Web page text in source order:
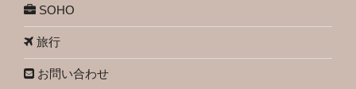
SOHO
旅行
お問い合わせ